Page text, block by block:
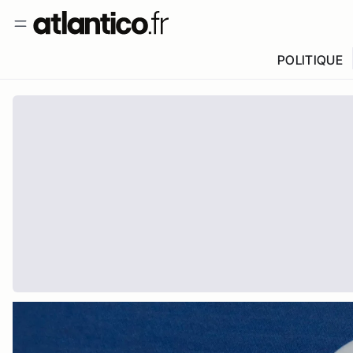
POLITIQUE